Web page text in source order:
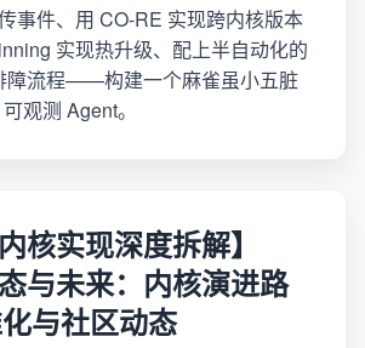
事件、用 CO-RE 实现跨内核版本
实现热升级、配上半自动化的
障流程——构建一个麻雀虽小五脏
观测 Agent。
核实现深度拆解】
与未来：内核演进路
与社区动态